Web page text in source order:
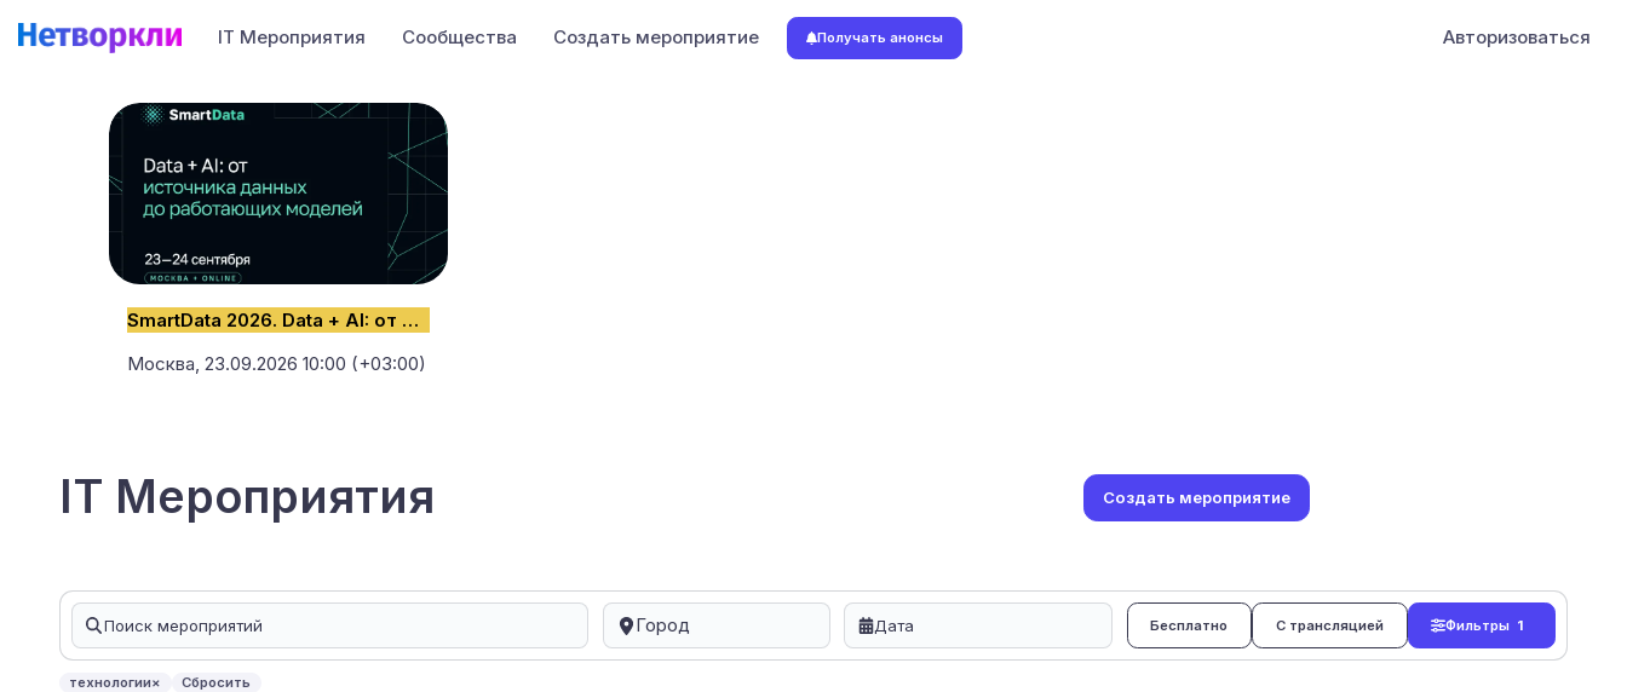
IT Мероприятия Сообщества Создать мероприятие Получать анонсы Авторизоваться
SmartData 2026. Data + AI: от источника данных до работающих моделей
Москва, 23.09.2026 10:00 (+03:00)
IT Мероприятия Создать мероприятие
Город Бесплатно С трансляцией Фильтры 1
технологии× Сбросить